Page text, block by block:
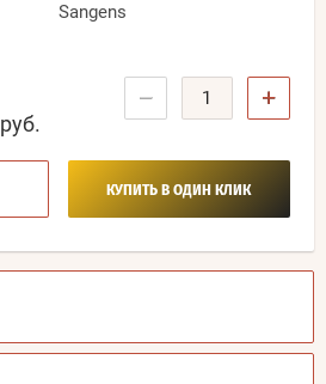
Sangens
руб.
− +
КУПИТЬ В ОДИН КЛИК